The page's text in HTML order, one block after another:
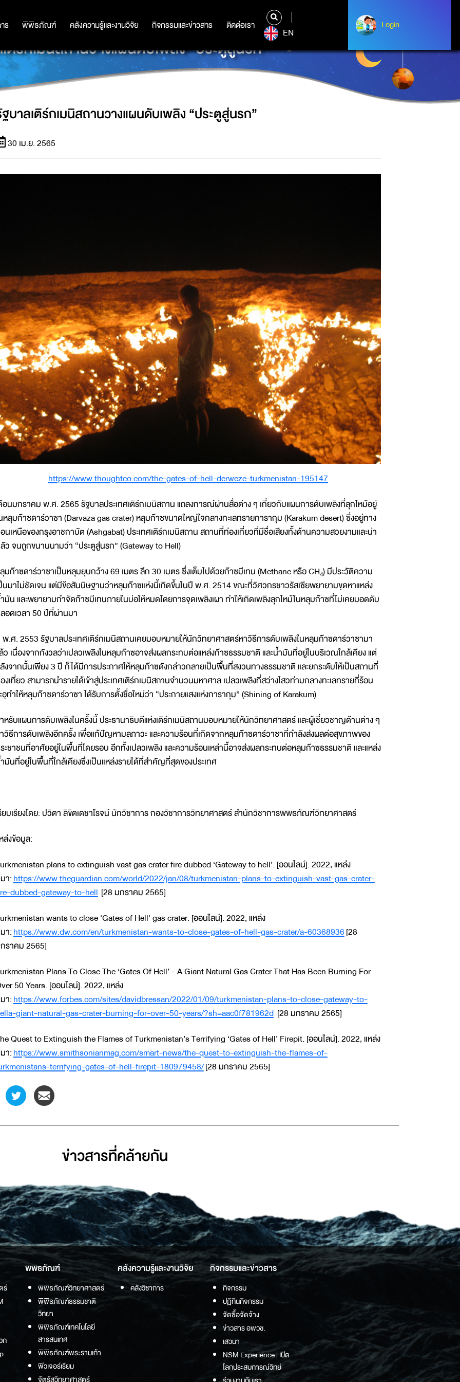
ร พิพิธภัณฑ์ คลังความรู้และงานวิจัย กิจกรรมและข่าวสาร ติดต่อเรา
ร พิพิธภัณฑ์ คลังความรู้และงานวิจัย กิจกรรมและข่าวสาร ติดต่อเรา
EN
Login
Login
ติร์กเมนิสถานวางแผนดับเพลิง “ประตูสู่นรก”
บาลเติร์กเมนิสถานวางแผนดับเพลิง “ประตูสู่นรก”
30 เม.ย. 2565
https://www.thoughtco.com/the-gates-of-hell-derweze-turkmenistan-195147
อนมกราคม พ.ศ. 2565 รัฐบาลประเทศเติร์กเมนิสถาน แถลงการณ์ผ่านสื่อต่าง ๆ เกี่ยวกับแผนการดับเพลิงที่ลุกไหม้อยู่
หลุมก๊าซดาร์วาซา (Darvaza gas crater) หลุมก๊าซขนาดใหญ่ใจกลางทะเลทรายการากุม (Karakum desert) ซึ่งอยู่ทาง
นเหนือของกรุงอาชกาบัต (Ashgabat) ประเทศเติร์กเมนิสถาน สถานที่ท่องเที่ยวที่มีชื่อเสียงทั้งด้านความสวยงามและน่า
ว จนถูกขนานนามว่า “ประตูสู่นรก” (Gateway to Hell)
มก๊าซดาร์วาซาเป็นหลุมยุบกว้าง 69 เมตร ลึก 30 เมตร ซึ่งเต็มไปด้วยก๊าซมีเทน (Methane หรือ CH4) มีประวัติความ
นมาไม่ชัดเจน แต่มีข้อสันนิษฐานว่าหลุมก๊าซแห่งนี้เกิดขึ้นในปี พ.ศ. 2514 ขณะที่วิศวกรชาวรัสเซียพยายามขุดหาแหล่ง
มัน และพยายามกำจัดก๊าซมีเทนภายในบ่อให้หมดโดยการจุดเพลิงเผา ทำให้เกิดเพลิงลุกไหม้ในหลุมก๊าซที่ไม่เคยมอดดับ
อดเวลา 50 ปีที่ผ่านมา
.ศ. 2553 รัฐบาลประเทศเติร์กเมนิสถานเคยมอบหมายให้นักวิทยาศาสตร์หาวิธีการดับเพลิงในหลุมก๊าซดาร์วาซามา
ว เนื่องจากกังวลว่าเปลวเพลิงในหลุมก๊าซอาจส่งผลกระทบต่อแหล่งก๊าซธรรมชาติ และน้ำมันที่อยู่ในบริเวณใกล้เคียง แต่
งจากนั้นเพียง 3 ปี ก็ได้มีการประกาศให้หลุมก๊าซดังกล่าวกลายเป็นพื้นที่สงวนทางธรรมชาติ และยกระดับให้เป็นสถานที่
งเที่ยว สามารถนำรายได้เข้าสู่ประเทศเติร์กเมนิสถานจำนวนมหาศาล เปลวเพลิงที่สว่างไสวท่ามกลางทะเลทรายที่ร้อน
อุทำให้หลุมก๊าซดาร์วาซา ได้รับการตั้งชื่อใหม่ว่า “ประกายแสงแห่งการากุม” (Shining of Karakum)
หรับแผนการดับเพลิงในครั้งนี้ ประธานาธิบดีแห่งเติร์กเมนิสถานมอบหมายให้นักวิทยาศาสตร์ และผู้เชี่ยวชาญด้านต่าง ๆ
วิธีการดับเพลิงอีกครั้ง เพื่อแก้ปัญหามลภาวะ และความร้อนที่เกิดจากหลุมก๊าซดาร์วาซาที่กำลังส่งผลต่อสุขภาพของ
ะชาชนที่อาศัยอยู่ในพื้นที่โดยรอบ อีกทั้งเปลวเพลิง และความร้อนเหล่านี้อาจส่งผลกระทบต่อหลุมก๊าซธรรมชาติ และแหล่ง
มันที่อยู่ในพื้นที่ใกล้เคียงซึ่งเป็นแหล่งรายได้ที่สำคัญที่สุดของประเทศ
ยบเรียงโดย: ปวิตา ลิขิตเดชาโรจน์ นักวิชาการ กองวิชาการวิทยาศาสตร์ สำนักวิชาการพิพิธภัณฑ์วิทยาศาสตร์
ล่งข้อมูล:
plans to extinguish vast gas crater fire dubbed ‘Gateway to hell’. [ออนไลน์]. 2022, แหล่ง
า:https://www.theguardian.com/world/2022/jan/08/turkmenistan-plans-to-extinguish-vast-gas-crater-
dubbed-gateway-to-hell [28 มกราคม 2565]
wants to close 'Gates of Hell' gas crater. [ออนไลน์]. 2022, แหล่ง
า:https://www.dw.com/en/turkmenistan-wants-to-close-gates-of-hell-gas-crater/a-60368936[28
ราคม 2565]
Plans To Close The ‘Gates Of Hell’ - A Giant Natural Gas Crater That Has Been Burning For
50 Years. [ออนไลน์]. 2022, แหล่ง
า:https://www.forbes.com/sites/davidbressan/2022/01/09/turkmenistan-plans-to-close-gateway-to-
giant-natural-gas-crater-burning-for-over-50-years/?sh=aac0f781962d[28 มกราคม 2565]
Quest to Extinguish the Flames of Turkmenistan’s Terrifying ‘Gates of Hell’ Firepit. [ออนไลน์]. 2022, แหล่ง
า:https://www.smithsonianmag.com/smart-news/the-quest-to-extinguish-the-flames-of-
terrifying-gates-of-hell-firepit-180979458/[28 มกราคม 2565]
ข่าวสารที่่คล้ายกัน
ร์
ก
พิพิธภัณฑ์
พิพิธภัณฑ์วิทยาศาสตร์
พิพิธภัณฑ์ธรรมชาติ
วิทยา
พิพิธภัณฑ์เทคโนโลยี
สารสนเทศ
พิพิธภัณฑ์พระรามเก้า
ฟิวเจอร์เรียม
คลังความรู้และงานวิจัย
คลังวิชาการ
กิจกรรมและข่าวสาร
กิจกรรม
ปฏิทินกิจกรรม
จัดซื้อจัดจ้าง
ข่าวสาร อพวช.
เสวนา
NSM Experience | เปิด
โลกประสบการณ์วิทย์